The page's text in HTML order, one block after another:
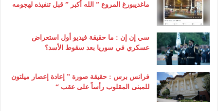
ماغديبورغ المروع ” الله أكبر ” قبل تنفيذه لهجومه
سي إن إن : ما حقيقة فيديو أول استعراض
عسكري في سوريا بعد سقوط الأسد؟
فرانس برس : حقيقة صورة ” إعادة إعصار ميلتون
للمبنى المقلوب رأساً على عقب “